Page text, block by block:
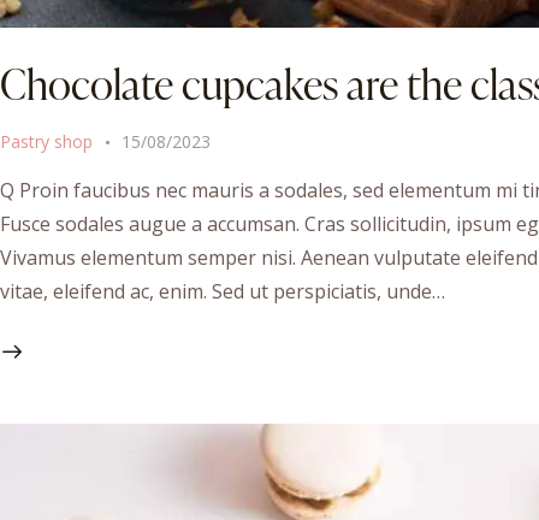
Chocolate cupcakes are the
Pastry shop 15/08/2023
Q Proin faucibus nec mauris a sodales, sed elementum mi
Fusce sodales augue a accumsan. Cras sollicitudin, ipsum
Vivamus elementum semper nisi. Aenean vulputate
vitae, eleifend ac, enim. Sed ut perspiciatis, unde…